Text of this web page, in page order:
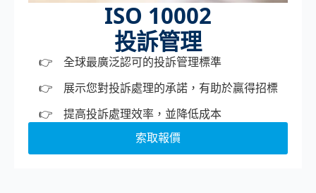
ISO 10002
投訴管理
全球最廣泛認可的投訴管理標準
展示您對投訴處理的承諾，有助於贏得招標
提高投訴處理效率，並降低成本
索取報價